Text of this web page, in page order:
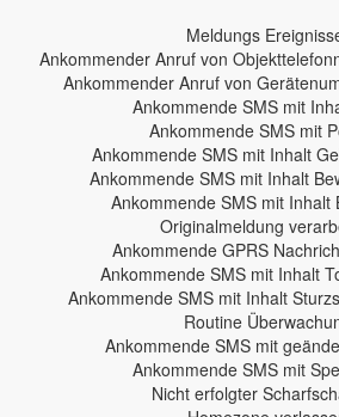
Meldungs
Ankommender Anruf von
Ankommender Anruf von
Ankommende SMS mit
Ankommende SMS mit
Ankommende SMS mit Inhalt
Ankommende SMS mit Inhalt
Ankommende SMS mit Inhalt
Originalmeldung
Ankommende GPRS
Ankommende SMS mit Inhalt
Ankommende SMS mit Inhalt
Routine
Ankommende SMS mit
Ankommende SMS mit
Nicht erfolgter